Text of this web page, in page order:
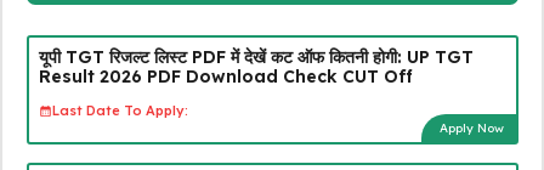
यूपी TGT रिजल्ट लिस्ट PDF में देखें कट ऑफ कितनी होगी: UP TGT
Result 2026 PDF Download Check CUT Off
Last Date To Apply:
Apply Now